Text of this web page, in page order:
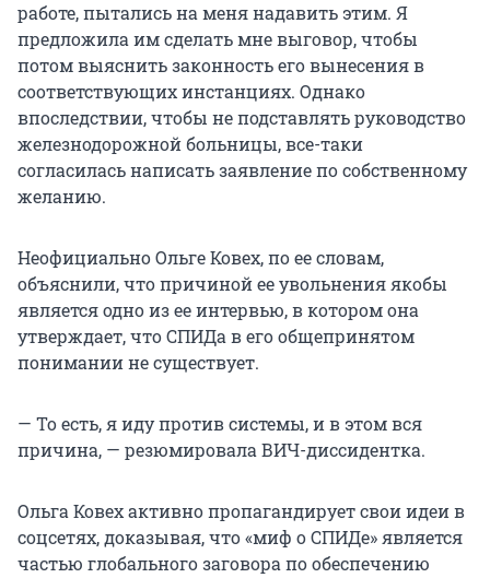
работе, пытались на меня надавить этим. Я
предложила им сделать мне выговор, чтобы
потом выяснить законность его вынесения в
соответствующих инстанциях. Однако
впоследствии, чтобы не подставлять руководство
железнодорожной больницы, все-таки
согласилась написать заявление по собственному
желанию.
Неофициально Ольге Ковех, по ее словам,
объяснили, что причиной ее увольнения якобы
является одно из ее интервью, в котором она
утверждает, что СПИДа в его общепринятом
понимании не существует.
— То есть, я иду против системы, и в этом вся
причина, — резюмировала ВИЧ-диссидентка.
Ольга Ковех активно пропагандирует свои идеи в
соцсетях, доказывая, что «миф о СПИДе» является
частью глобального заговора по обеспечению